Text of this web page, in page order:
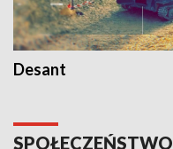
Desant
SPOŁECZEŃSTWO